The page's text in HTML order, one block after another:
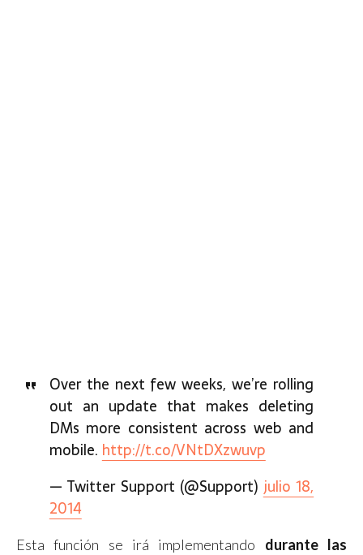
Over the next few weeks, we’re rolling
out an update that makes deleting
DMs more consistent across web and
mobile. http://t.co/VNtDXzwuvp
— Twitter Support (@Support) julio 18,
2014
Esta función se irá implementando durante las